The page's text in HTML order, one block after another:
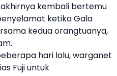
akhirnya kembali bertemu
ketika Gala
kedua orangtuanya,
hari lalu, warganet
Fuji untuk